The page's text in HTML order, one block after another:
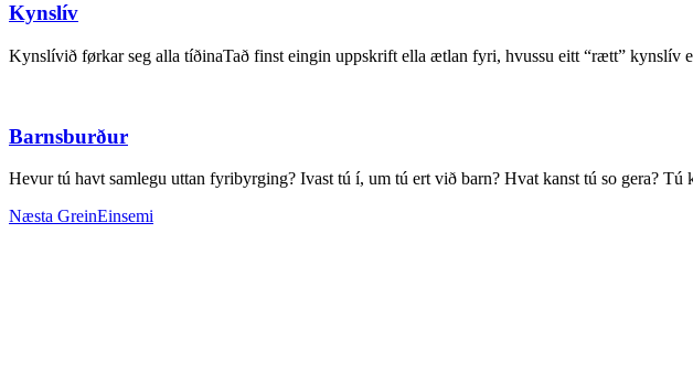
Kynslív
Kynslívið førkar seg alla tíðinaTað finst eingin uppskrift ella ætlan fyri, hvussu eitt “rætt” kynslív
Barnsburður
Hevur tú havt samlegu uttan fyribyrging? Ivast tú í, um tú ert við barn? Hvat kanst tú so gera? Tú
Næsta GreinEinsemi